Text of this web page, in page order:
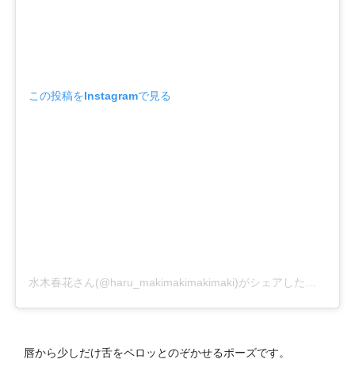
この投稿をInstagramで見る
唇から少しだけ舌をペロッとのぞかせるポーズです。